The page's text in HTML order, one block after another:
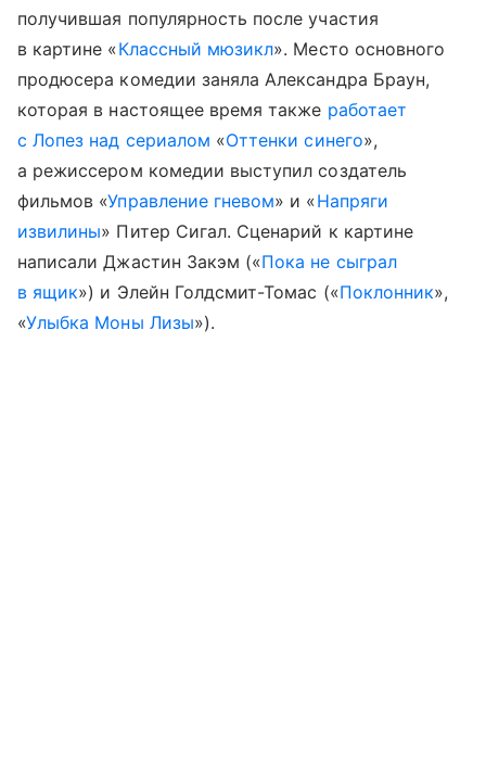
получившая популярность после участия
в картине «Классный мюзикл». Место основного
продюсера комедии заняла Александра Браун,
которая в настоящее время также работает
с Лопез над сериалом «Оттенки синего»,
а режиссером комедии выступил создатель
фильмов «Управление гневом» и «Напряги
извилины» Питер Сигал. Сценарий к картине
написали Джастин Закэм («Пока не сыграл
в ящик») и Элейн Голдсмит-Томас («Поклонник»,
«Улыбка Моны Лизы»).